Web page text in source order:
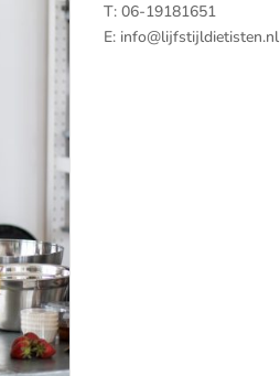
T: 06-19181651
E: info@lijfstijldietisten.nl